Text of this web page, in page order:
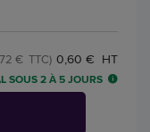
0,60 € HT
€ TTC)
SOUS 2 À 5 JOURS